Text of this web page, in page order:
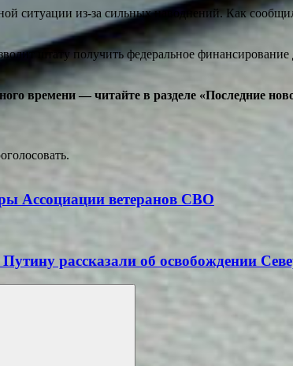
ситуации из-за сильных наводнений. Как
штату получить федеральное
времени — читайте в разделе «Последние
Ассоциации ветеранов СВО
рассказали об освобождении